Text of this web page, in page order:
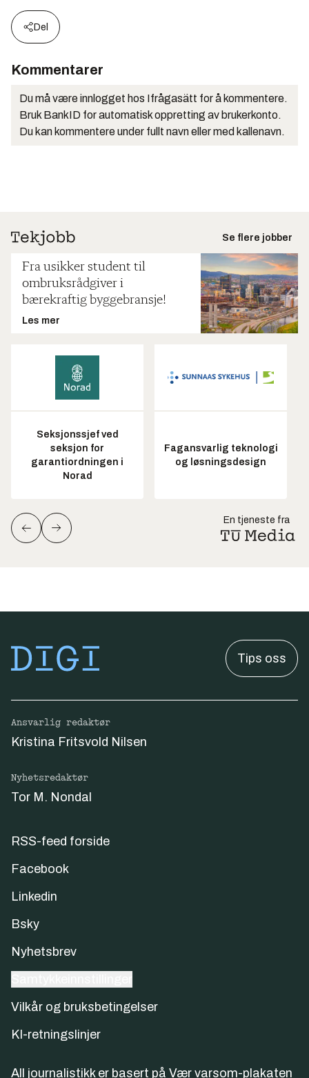
Del
Kommentarer
Du må være innlogget hos Ifrågasätt for å kommentere.
Bruk BankID for automatisk oppretting av brukerkonto.
Du kan kommentere under fullt navn eller med kallenavn.
Se flere jobber
Fra usikker student til
ombruksrådgiver i
bærekraftig byggebransje!
Les mer
Seksjonssjef ved
seksjon for
garantiordningen i
Norad
Fagansvarlig teknologi
og løsningsdesign
En tjeneste fra
Tips oss
Ansvarlig redaktør
Kristina Fritsvold Nilsen
Nyhetsredaktør
Tor M. Nondal
RSS-feed forside
Facebook
Linkedin
Bsky
Nyhetsbrev
Vilkår og bruksbetingelser
KI-retningslinjer
All journalistikk er basert på Vær varsom-plakaten